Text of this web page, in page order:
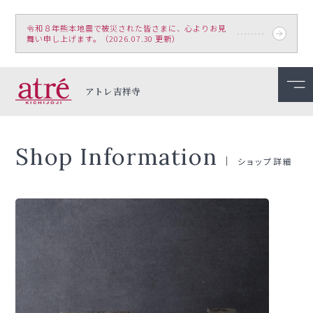
令和８年熊本地震で被災された皆さまに、心よりお見
舞い申し上げます。（2026.07.30 更新）
アトレ吉祥寺
Shop Information ショップ詳細